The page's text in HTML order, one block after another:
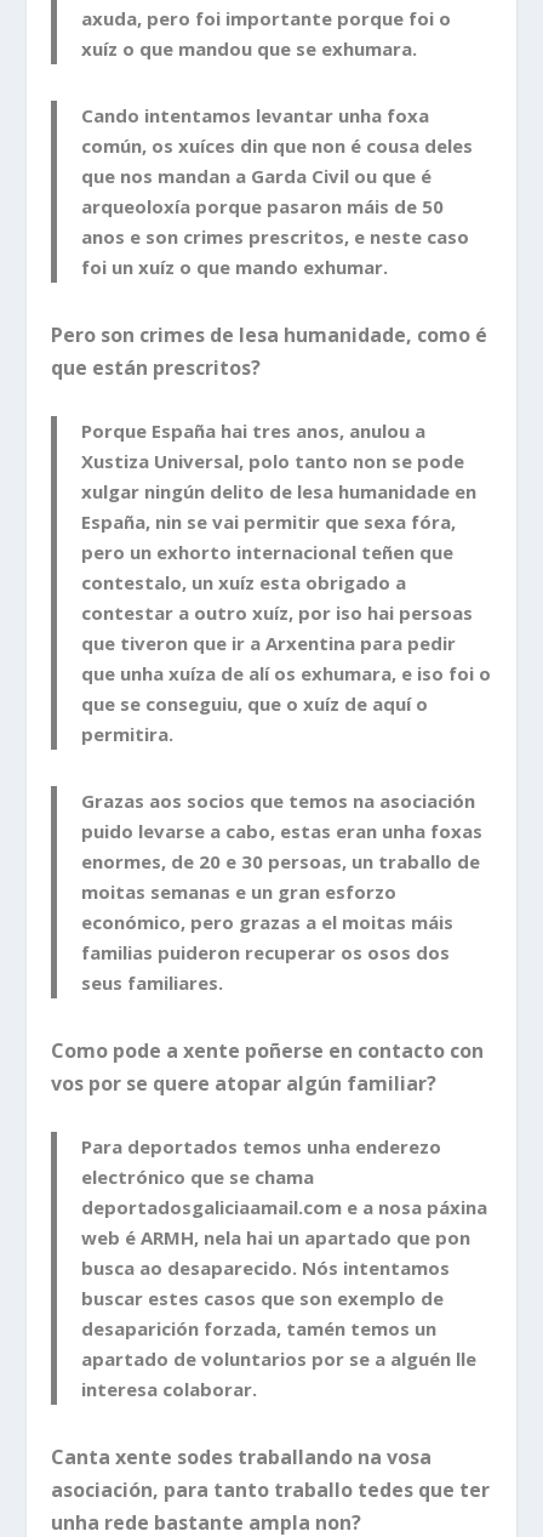
axuda, pero foi importante porque foi o
xuíz o que mandou que se exhumara.
Cando intentamos levantar unha foxa
común, os xuíces din que non é cousa deles
que nos mandan a Garda Civil ou que é
arqueoloxía porque pasaron máis de 50
anos e son crimes prescritos, e neste caso
foi un xuíz o que mando exhumar.
Pero son crimes de lesa humanidade, como é
que están prescritos?
Porque España hai tres anos, anulou a
Xustiza Universal, polo tanto non se pode
xulgar ningún delito de lesa humanidade en
España, nin se vai permitir que sexa fóra,
pero un exhorto internacional teñen que
contestalo, un xuíz esta obrigado a
contestar a outro xuíz, por iso hai persoas
que tiveron que ir a Arxentina para pedir
que unha xuíza de alí os exhumara, e iso foi o
que se conseguiu, que o xuíz de aquí o
permitira.
Grazas aos socios que temos na asociación
puido levarse a cabo, estas eran unha foxas
enormes, de 20 e 30 persoas, un traballo de
moitas semanas e un gran esforzo
económico, pero grazas a el moitas máis
familias puideron recuperar os osos dos
seus familiares.
Como pode a xente poñerse en contacto con
vos por se quere atopar algún familiar?
Para deportados temos unha enderezo
electrónico que se chama
deportadosgaliciaamail.com e a nosa páxina
web é ARMH, nela hai un apartado que pon
busca ao desaparecido. Nós intentamos
buscar estes casos que son exemplo de
desaparición forzada, tamén temos un
apartado de voluntarios por se a alguén lle
interesa colaborar.
Canta xente sodes traballando na vosa
asociación, para tanto traballo tedes que ter
unha rede bastante ampla non?